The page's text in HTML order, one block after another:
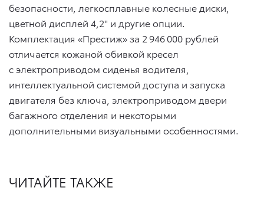
безопасности, легкосплавные колесные диски,
цветной дисплей 4,2'' и другие опции.
Комплектация «Престиж» за 2 946 000 рублей
отличается кожаной обивкой кресел
с электроприводом сиденья водителя,
интеллектуальной системой доступа и запуска
двигателя без ключа, электроприводом двери
багажного отделения и некоторыми
дополнительными визуальными особенностями.
ЧИТАЙТЕ ТАКЖЕ